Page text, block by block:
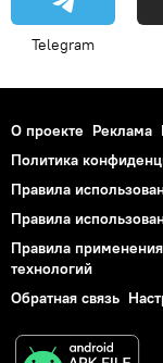
Telegram
О проекте Реклама
Политика
Правила
Правила
Правила
технологий
Обратная связь